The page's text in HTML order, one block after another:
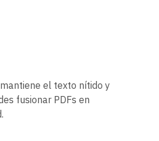
el texto nítido y
fusionar PDFs en